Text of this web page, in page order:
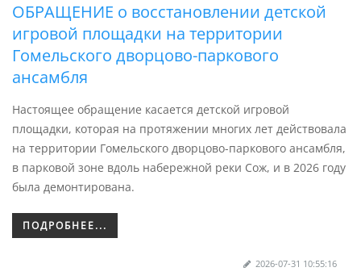
ОБРАЩЕНИЕ о восстановлении детской
игровой площадки на территории
Гомельского дворцово-паркового
ансамбля
Настоящее обращение касается детской игровой
площадки, которая на протяжении многих лет действовала
на территории Гомельского дворцово-паркового ансамбля,
в парковой зоне вдоль набережной реки Сож, и в 2026 году
была демонтирована.
ПОДРОБНЕЕ...
2026-07-31 10:55:16